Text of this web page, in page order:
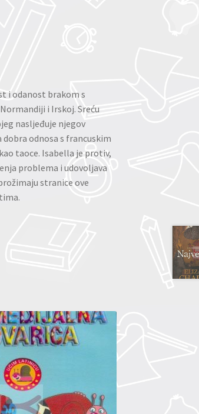
i odanost brakom s
i Irskoj. Sreću
nasljeđuje njegov
odnosa s francuskim
taoce. Isabella je protiv,
problema i udovoljava
stranice ove